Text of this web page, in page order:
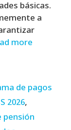
básicas.
a
more
de pagos
2026,
pensión